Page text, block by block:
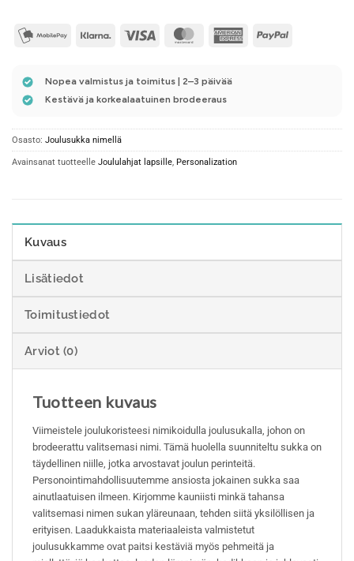
mobilepay2 Klarna Visa MasterCard AmericanPayPal
Nopea valmistus ja toimitus | 2–3 päivää
Kestävä ja korkealaatuinen brodeeraus
Osasto: Joulusukka nimellä
Avainsanat tuotteelle Joululahjat lapsille, Personalization
Kuvaus
Lisätiedot
Toimitustiedot
Arviot (0)
Tuotteen kuvaus
Viimeistele joulukoristeesi nimikoidulla joulusukalla, johon on
brodeerattu valitsemasi nimi. Tämä huolella suunniteltu sukka on
täydellinen niille, jotka arvostavat joulun perinteitä.
Personointimahdollisuutemme ansiosta jokainen sukka saa
ainutlaatuisen ilmeen. Kirjomme kauniisti minkä tahansa
valitsemasi nimen sukan yläreunaan, tehden siitä yksilöllisen ja
erityisen. Laadukkaista materiaaleista valmistetut
joulusukkamme ovat paitsi kestäviä myös pehmeitä ja